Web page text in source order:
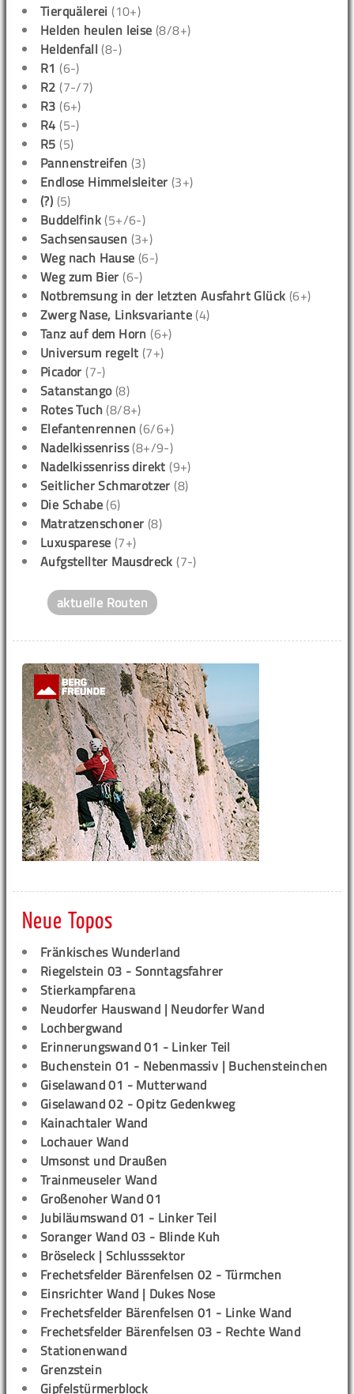
Tierquälerei (10+)
Helden heulen leise (8/8+)
Heldenfall (8-)
R1 (6-)
R2 (7-/7)
R3 (6+)
R4 (5-)
R5 (5)
Pannenstreifen (3)
Endlose Himmelsleiter (3+)
(?) (5)
Buddelfink (5+/6-)
Sachsensausen (3+)
Weg nach Hause (6-)
Weg zum Bier (6-)
Notbremsung in der letzten Ausfahrt Glück (6+)
Zwerg Nase, Linksvariante (4)
Tanz auf dem Horn (6+)
Universum regelt (7+)
Picador (7-)
Satanstango(8)
Rotes Tuch (8/8+)
Elefantenrennen (6/6+)
Nadelkissenriss(8+/9-)
Nadelkissenriss direkt (9+)
Seitlicher Schmarotzer (8)
Die Schabe (6)
Matratzenschoner (8)
Luxusparese (7+)
Aufgstellter Mausdreck (7-)
aktuelle Routen
Neue Topos
Fränkisches Wunderland
Riegelstein 03 - Sonntagsfahrer
Stierkampfarena
Neudorfer Hauswand | Neudorfer Wand
Lochbergwand
Erinnerungswand 01 - Linker Teil
Buchenstein 01 - Nebenmassiv | Buchensteinchen
Giselawand 01 - Mutterwand
Giselawand 02 - Opitz Gedenkweg
Kainachtaler Wand
Lochauer Wand
Umsonst und Draußen
Trainmeuseler Wand
Großenoher Wand 01
Jubiläumswand 01 - Linker Teil
Soranger Wand 03 - Blinde Kuh
Bröseleck | Schlusssektor
Frechetsfelder Bärenfelsen 02 - Türmchen
Einsrichter Wand | Dukes Nose
Frechetsfelder Bärenfelsen 01 - Linke Wand
Frechetsfelder Bärenfelsen 03 - Rechte Wand
Stationenwand
Grenzstein
Gipfelstürmerblock